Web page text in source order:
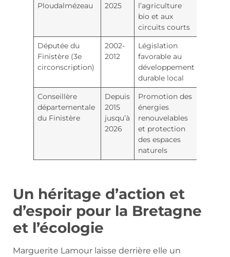
Ploudalmézeau
2025
l’agriculture
bio et aux
circuits courts
Députée du
Finistère (3e
circonscription)
2002-
2012
Législation
favorable au
développement
durable local
Conseillère
départementale
du Finistère
Depuis
2015
jusqu’à
2026
Promotion des
énergies
renouvelables
et protection
des espaces
naturels
Un héritage d’action et
d’espoir pour la Bretagne
et l’écologie
Marguerite Lamour laisse derrière elle un